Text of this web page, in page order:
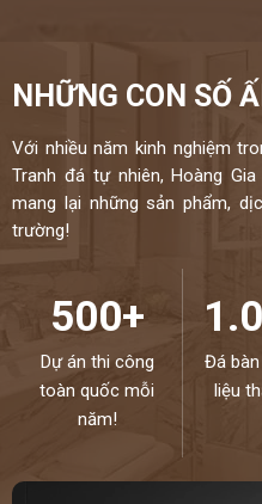
NHỮNG CON SỐ
Với nhiều năm kinh nghiệm
Tranh đá tự nhiên, Hoàng
mang lại những sản phẩm,
trường!
500+
Dự án thi công
toàn quốc mỗi
năm!
Đá
liệu